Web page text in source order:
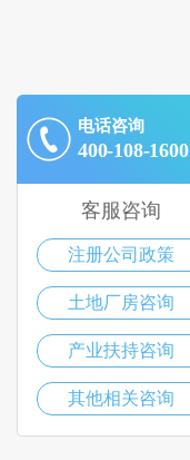
电话咨询
400-108-1600
客服咨询
注册公司政策
土地厂房咨询
产业扶持咨询
其他相关咨询